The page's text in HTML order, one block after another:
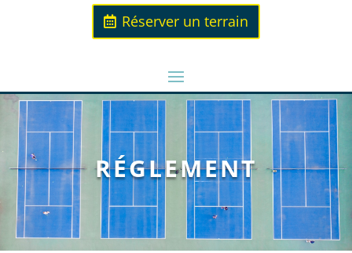
Réserver un terrain
RÉGLEMENT